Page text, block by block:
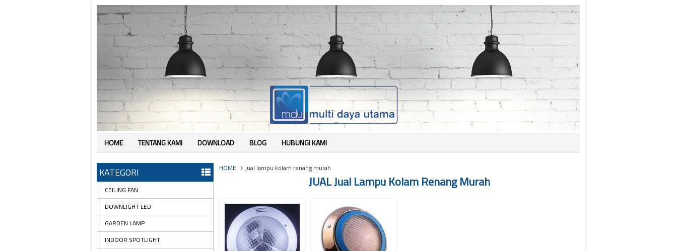
HOME TENTANG KAMI DOWNLOAD BLOG HUBUNGI KAMI
HOME jual lampu kolam renang murah
JUAL Jual Lampu Kolam Renang Murah
KATEGORI
CEILING FAN
DOWNLIGHT LED
GARDEN LAMP
INDOOR SPOTLIGHT